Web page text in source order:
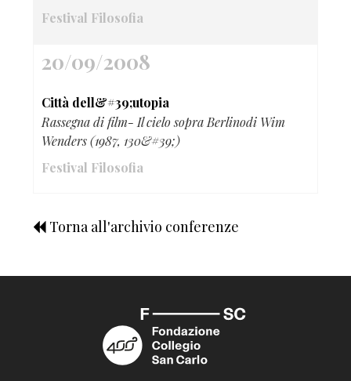
Festival Filosofia
20/09/2008
Città dell&#39;utopia
Rassegna di film- Il cielo sopra Berlinodi Wim
Wenders (1987, 130&#39;)
Festival Filosofia
Torna all'archivio conferenze